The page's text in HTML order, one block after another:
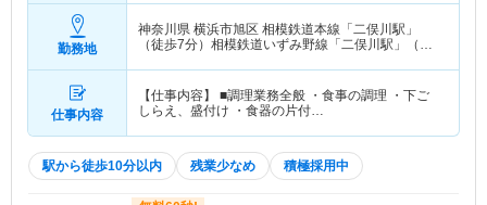
勤務地
神奈川県 横浜市旭区 相模鉄道本線「二俣川駅」
（徒歩7分）相模鉄道いずみ野線「二俣川駅」（徒
仕事内容
【仕事内容】 ■調理業務全般 ・食事の調理 ・下ご
しらえ、盛付け ・食器の片付…
駅から徒歩10分以内 残業少なめ 積極採用中